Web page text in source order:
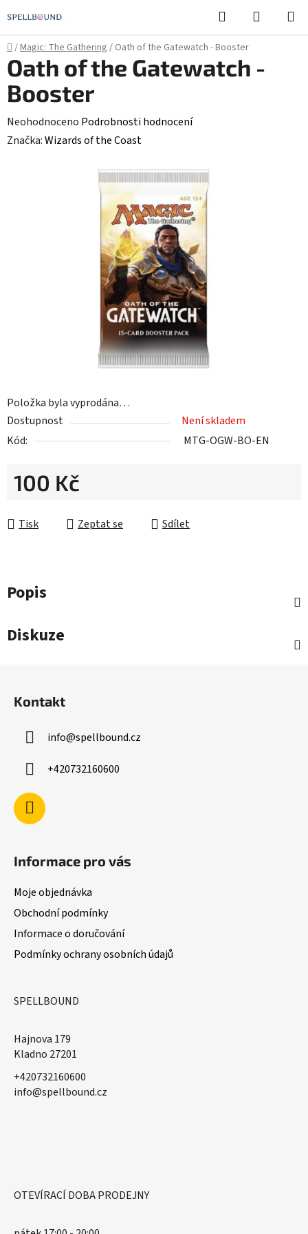
na
obsah
Hledat
KOŠÍK
Domů
/Magic: The Gathering / Oath of the Gatewatch - Booster
Položka byla vyprodána…
Dostupnost
Není skladem
Kód:
MTG-OGW-BO-EN
100 Kč
Tisk
Zeptat se Sdílet
Oath of the Gatewatch -
Booster
Průměrné
hodnocení
Neohodnoceno Podrobnosti hodnocení
Značka:Wizards of the Coast
Popis
Diskuze
Kontakt
info@spellbound.cz
+420732160600
Informace pro vás
Moje objednávka
Obchodní podmínky
Informace o doručování
Podmínky ochrany osobních údajů
SPELLBOUND
Hajnova 179
Kladno 27201
+420732160600
​info@spellbound.cz
OTEVÍRACÍ DOBA PRODEJNY